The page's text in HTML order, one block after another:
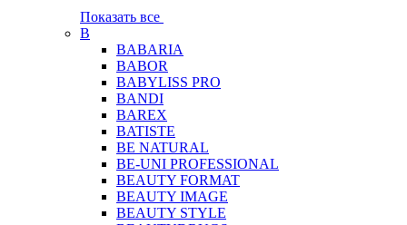
Показать все
B
BABARIA
BABOR
BABYLISS PRO
BANDI
BAREX
BATISTE
BE NATURAL
BE-UNI PROFESSIONAL
BEAUTY FORMAT
BEAUTY IMAGE
BEAUTY STYLE